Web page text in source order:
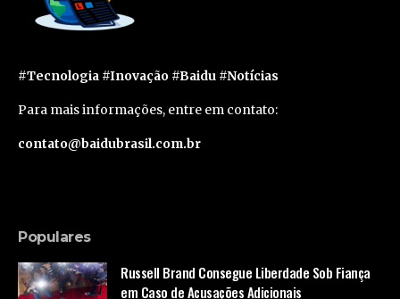
#Tecnologia #Inovação #Baidu #Notícias
Para mais informações, entre em contato:
contato@baidubrasil.com.br
Populares
Russell Brand Consegue Liberdade Sob Fiança
em Caso de Acusações Adicionais